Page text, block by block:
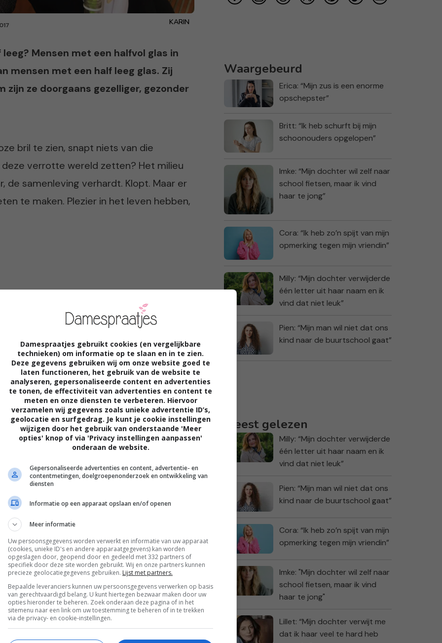
KARIN
Mensen met een halfvol glas in
mensen met een half leeg glas. Zij
zijn ze doorgaans gezelliger, gezonder
bril te zien, snapt niets van die
deze verrotte wereld zetten? Het milieu
de samenleving verhardt. Klopt. Maar er
te maken. Plezier in het leven hebben,
te denken, lees je vaak. Waarom
aan? Hoe doen zij het toch om
bent.Logisch. Ben jij graag in de buurt van
Die alleen maar klaagt? Over alles? Nee.
ga je mee in zijn doemdenken. Positieve
om zich heen en een hoop gezelligheid.
heb dagen dat alles tegen zit. En toch, tussen
leuke dingen. Leuke post. Een dikke
beide handen vastpakken die silverlinings!
Lachen veel. Zijn ontspannen. Je kan bijna de
Sombere personen hebben een verbeten
Kijken op straat andere mensen niet aan,
zoals je misschien had gepland. Soms is
niet lukt, blijf dan niet hangen in die
Je hebt het geprobeerd, het is niet gelukt
je iets spannends gaat doen, bedenk dan
Als je dat in je achterhoofd houdt, valt het
Waargebeurd
Erica: “Mijn zus is een enorme
opschepster”
Britt: “Ik heb schurft bij mijn
schoonouders opgelopen”
Imke: “Mijn dochter wil zelf naar
school fietsen, maar ik vind
haar te jong”
Cora: “Ik heb zo’n spijt van mijn
opmerking tegen mijn vriendin”
Milly: “Mijn dochter verwijderde
één letter uit haar naam en ik
vind dat niet leuk”
Pien: “Mijn man wil niet dat ons
kind naar de buurtschool gaat”
Meest gelezen
Milly: “Mijn dochter verwijderde
één letter uit haar naam en ik
vind dat niet leuk”
Pien: “Mijn man wil niet dat ons
kind naar de buurtschool gaat”
Cora: “Ik heb zo’n spijt van mijn
opmerking tegen mijn vriendin”
Imke: "Mijn dochter wil zelf naar
school fietsen, maar ik vind
haar te jong"
Lillet: “Mijn dochter verwijt me
dat ik haar veel te hard heb
Damespraatjes gebruikt cookies (en vergelijkbare
technieken) om informatie op te slaan en in te zien.
Deze gegevens gebruiken wij om onze website goed te
laten functioneren, het gebruik van de website te
analyseren, gepersonaliseerde content en advertenties
te tonen, de effectiviteit van advertenties en content te
meten en onze diensten te verbeteren. Hiervoor
verzamelen wij gegevens zoals unieke advertentie ID’s,
geolocatie en surfgedrag. Je kunt je cookie instellingen
wijzigen door het gebruik van onderstaande 'Meer
opties' knop of via 'Privacy instellingen aanpassen'
onderaan de website.
Gepersonaliseerde advertenties en content, advertentie- en
contentmetingen, doelgroepenonderzoek en ontwikkeling van
diensten
Informatie op een apparaat opslaan en/of openen
Meer informatie
Uw persoonsgegevens worden verwerkt en informatie van uw apparaat
(cookies, unieke ID's en andere apparaatgegevens) kan worden
opgeslagen door, geopend door en gedeeld met 332 partners of
specifiek door deze site worden gebruikt. Wij en onze partners kunnen
precieze geolocatiegegevens gebruiken. Lijst met partners.
Bepaalde leveranciers kunnen uw persoonsgegevens verwerken op basis
van gerechtvaardigd belang. U kunt hiertegen bezwaar maken door uw
opties hieronder te beheren. Zoek onderaan deze pagina of in het
sitemenu naar een link om uw toestemming te beheren of in te trekken
via de privacy- en cookie-instellingen.